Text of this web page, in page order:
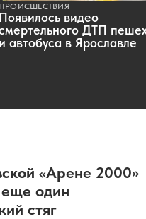
ПРОИСШЕСТВИЯ
Появилось видео
ДТП
и автобуса в Ярославле
«Арене 2000»
один
стяг